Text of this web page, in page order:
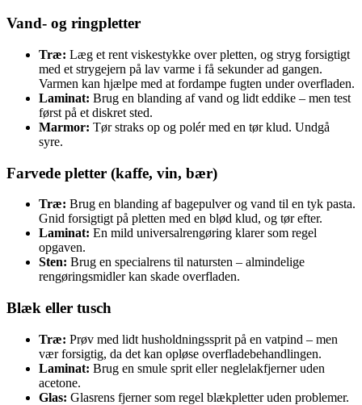
Vand- og ringpletter
Træ: Læg et rent viskestykke over pletten, og stryg forsigtigt
med et strygejern på lav varme i få sekunder ad gangen.
Varmen kan hjælpe med at fordampe fugten under overfladen.
Laminat: Brug en blanding af vand og lidt eddike – men test
først på et diskret sted.
Marmor: Tør straks op og polér med en tør klud. Undgå
syre.
Farvede pletter (kaffe, vin, bær)
Træ: Brug en blanding af bagepulver og vand til en tyk pasta.
Gnid forsigtigt på pletten med en blød klud, og tør efter.
Laminat: En mild universalrengøring klarer som regel
opgaven.
Sten: Brug en specialrens til natursten – almindelige
rengøringsmidler kan skade overfladen.
Blæk eller tusch
Træ: Prøv med lidt husholdningssprit på en vatpind – men
vær forsigtig, da det kan opløse overfladebehandlingen.
Laminat: Brug en smule sprit eller neglelakfjerner uden
acetone.
Glas: Glasrens fjerner som regel blækpletter uden problemer.